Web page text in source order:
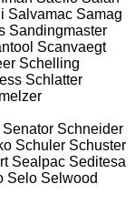
Salvamac Samag
Sandingmaster
Scanvaegt
Schelling
Schlatter
Schneider
Schuler Schuster
Sealpac Seditesa
Selo Selwood